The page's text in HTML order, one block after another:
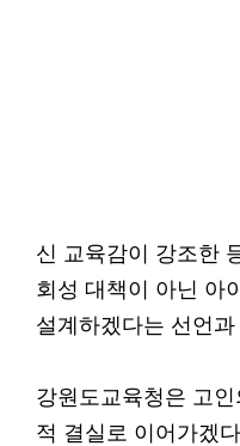
신 교육감이 강조한
회성 대책이 아닌 아
설계하겠다는 선언과
강원도교육청은 고
적 결실로 이어가겠